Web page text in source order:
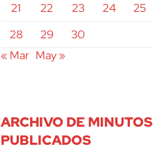
21
22 23 24 25
28
29
30
« Mar May »
ARCHIVO DE MINUTOS
PUBLICADOS